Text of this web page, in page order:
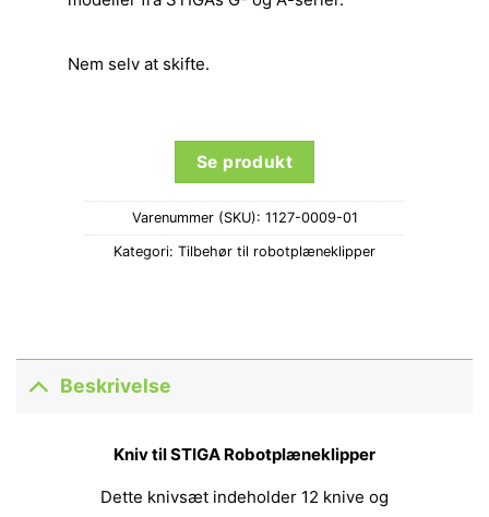
Nem selv at skifte.
Se produkt
Varenummer (SKU): 1127-0009-01
Kategori: Tilbehør til robotplæneklipper
Beskrivelse
Kniv til STIGA Robotplæneklipper
Dette knivsæt indeholder 12 knive og